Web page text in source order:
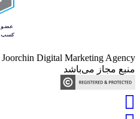
منبع مجاز می‌باشد